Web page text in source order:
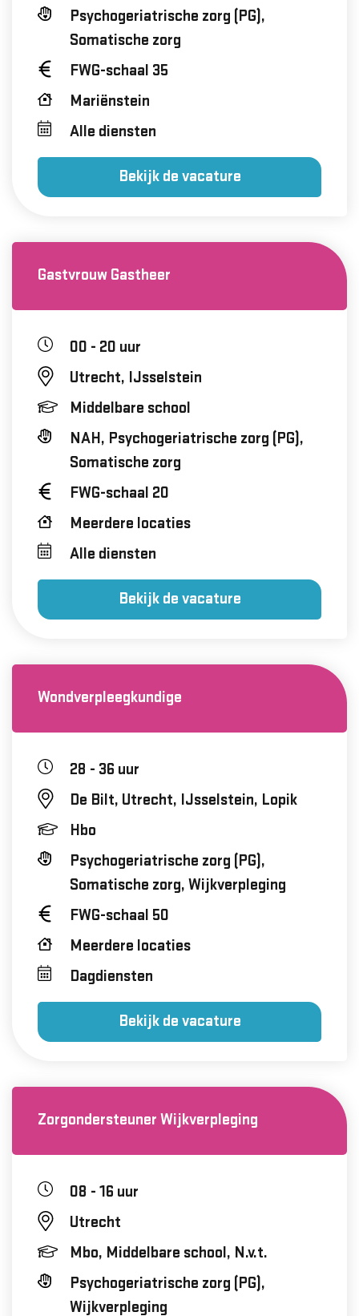
Psychogeriatrische zorg (PG),
Somatische zorg
FWG-schaal 35
Mariënstein
Alle diensten
Bekijk de vacature
Gastvrouw Gastheer
00 - 20 uur
Utrecht, IJsselstein
Middelbare school
NAH, Psychogeriatrische zorg (PG),
Somatische zorg
FWG-schaal 20
Meerdere locaties
Alle diensten
Bekijk de vacature
Wondverpleegkundige
28 - 36 uur
De Bilt, Utrecht, IJsselstein, Lopik
Hbo
Psychogeriatrische zorg (PG),
Somatische zorg, Wijkverpleging
FWG-schaal 50
Meerdere locaties
Dagdiensten
Bekijk de vacature
Zorgondersteuner Wijkverpleging
08 - 16 uur
Utrecht
Mbo, Middelbare school, N.v.t.
Psychogeriatrische zorg (PG),
Wijkverpleging